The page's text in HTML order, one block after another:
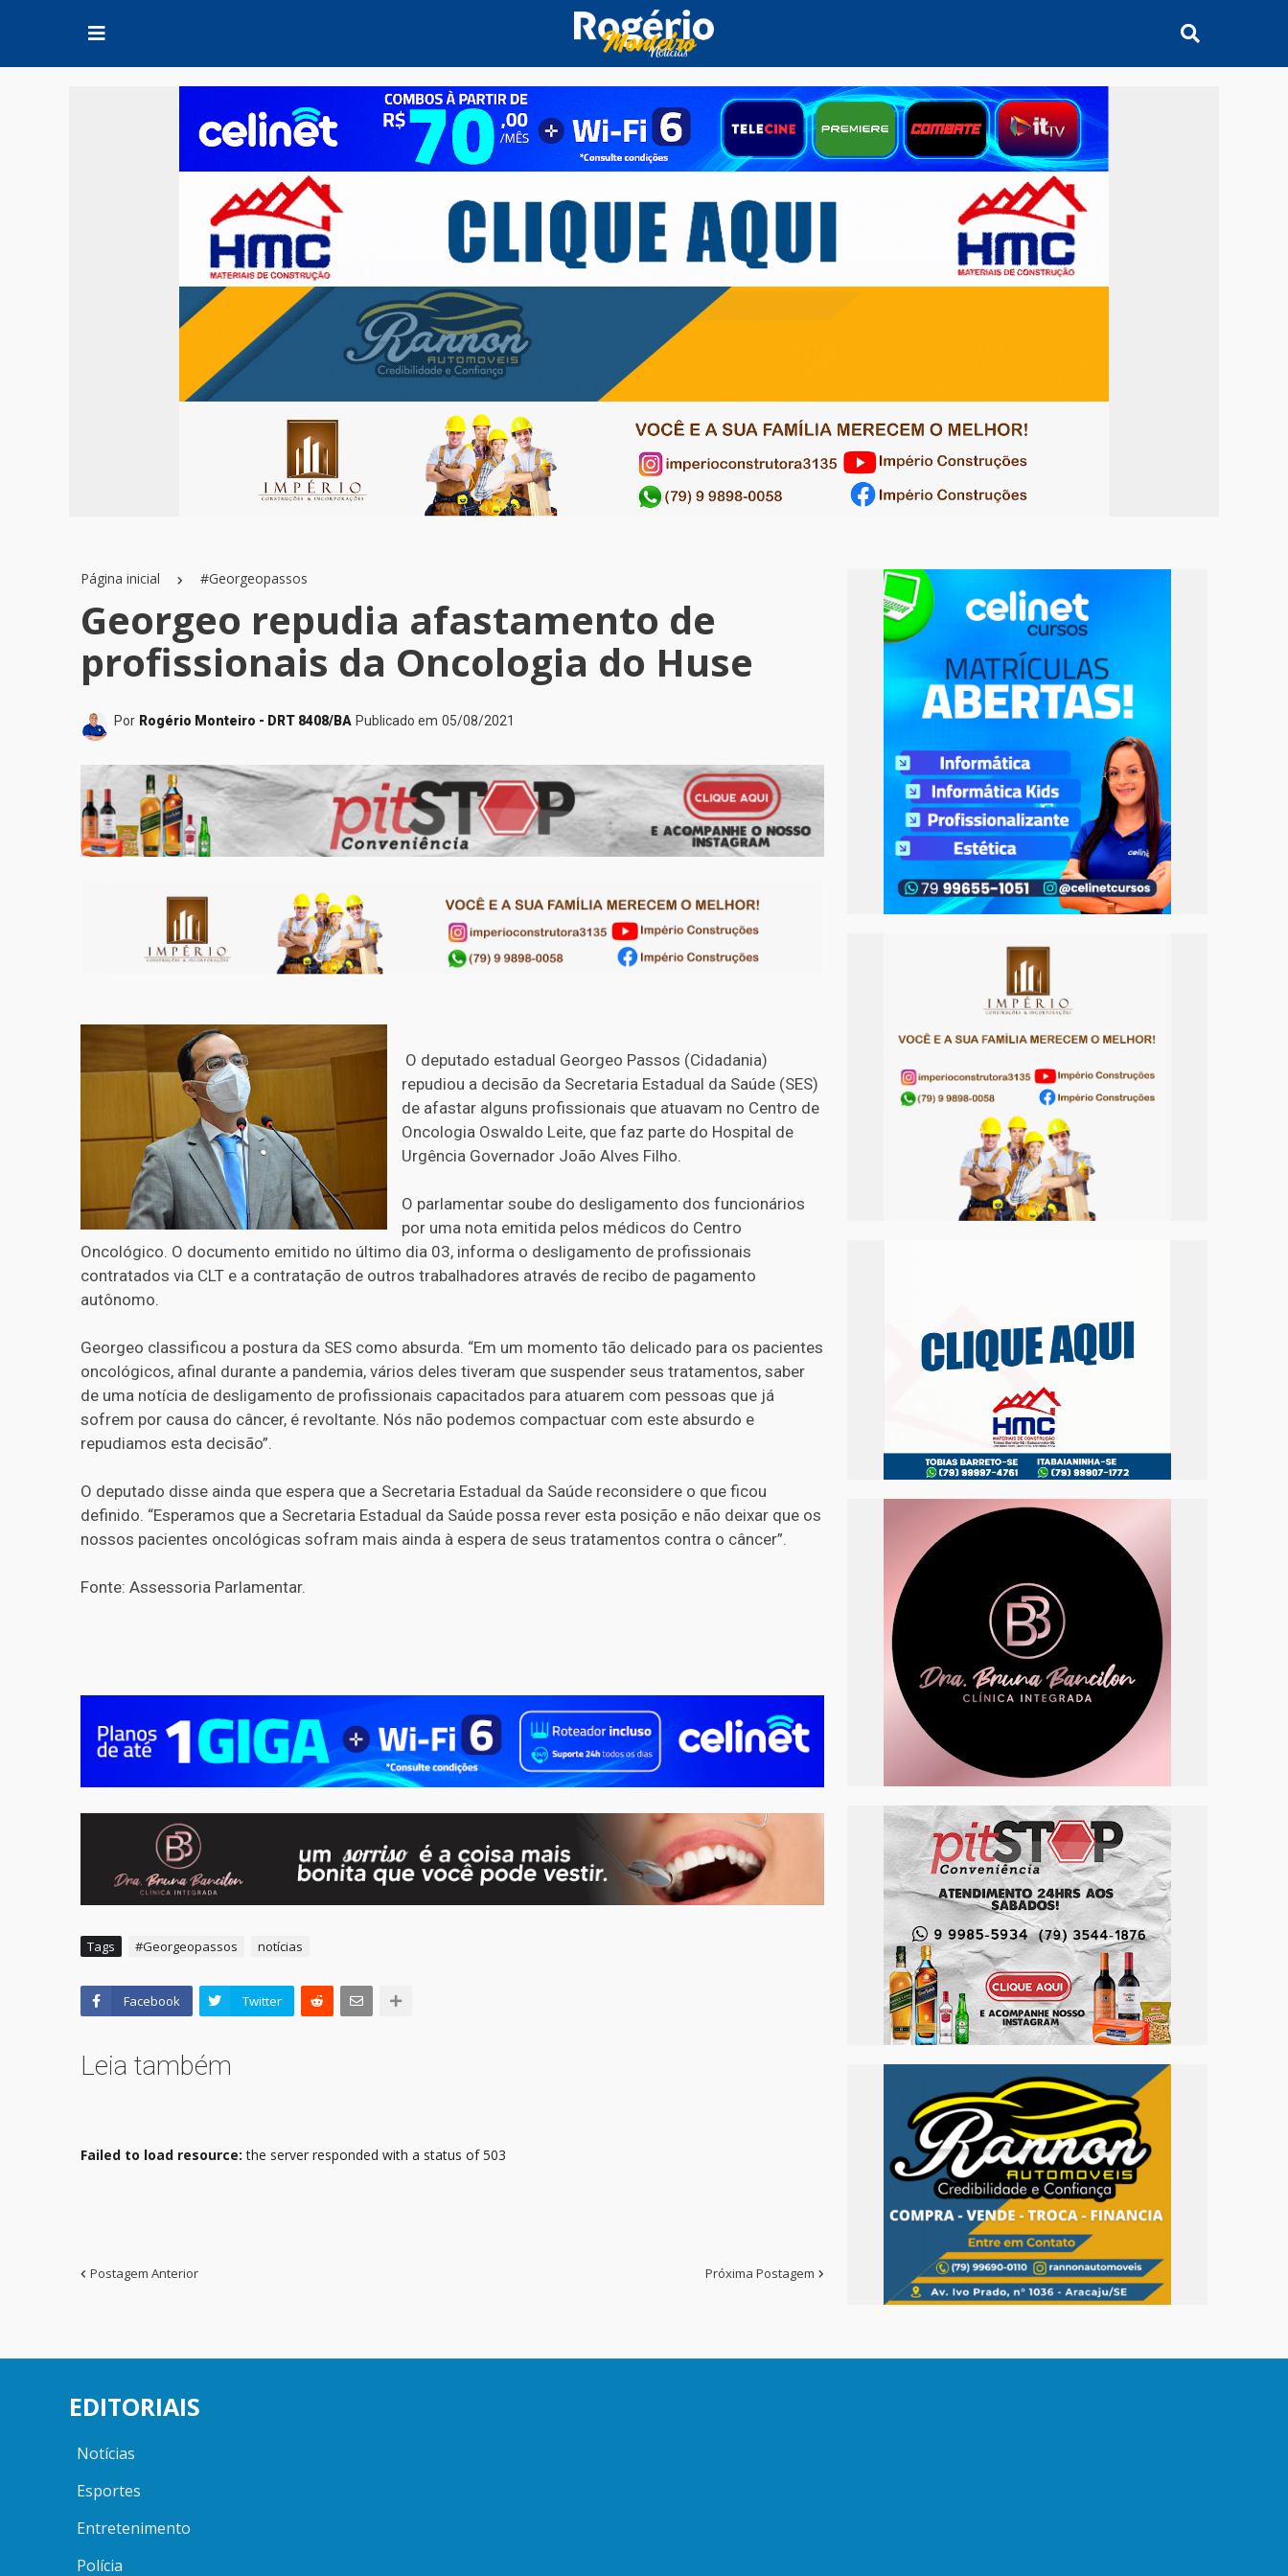
Página inicial #Georgeopassos
Georgeo repudia afastamento de
profissionais da Oncologia do Huse
Por Rogério Monteiro - DRT 8408/BA Publicado em 05/08/2021
O deputado estadual Georgeo Passos (Cidadania)
repudiou a decisão da Secretaria Estadual da Saúde (SES)
de afastar alguns profissionais que atuavam no Centro de
Oncologia Oswaldo Leite, que faz parte do Hospital de
Urgência Governador João Alves Filho.
O parlamentar soube do desligamento dos funcionários
por uma nota emitida pelos médicos do Centro
Oncológico. O documento emitido no último dia 03, informa o desligamento de profissionais
contratados via CLT e a contratação de outros trabalhadores através de recibo de pagamento
autônomo.
Georgeo classificou a postura da SES como absurda. “Em um momento tão delicado para os pacientes
oncológicos, afinal durante a pandemia, vários deles tiveram que suspender seus tratamentos, saber
de uma notícia de desligamento de profissionais capacitados para atuarem com pessoas que já
sofrem por causa do câncer, é revoltante. Nós não podemos compactuar com este absurdo e
repudiamos esta decisão”.
O deputado disse ainda que espera que a Secretaria Estadual da Saúde reconsidere o que ficou
definido. “Esperamos que a Secretaria Estadual da Saúde possa rever esta posição e não deixar que os
nossos pacientes oncológicas sofram mais ainda à espera de seus tratamentos contra o câncer”.
Fonte: Assessoria Parlamentar.
Tags #Georgeopassos notícias
Facebook Twitter
Leia também
Failed to load resource: the server responded with a status of 503
Postagem Anterior Próxima Postagem
EDITORIAIS
Notícias
Esportes
Entretenimento
Polícia